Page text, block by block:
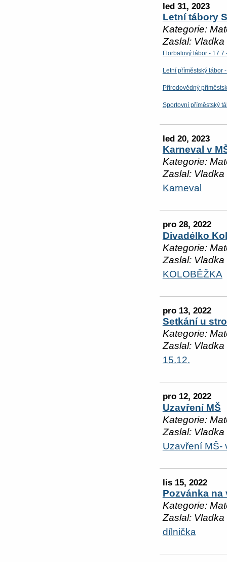
led 31, 2023
Letní tábory
Kategorie:
Zaslal: Vladka
Florbalový tábor -
Letní příměstský tábor
Přírodovědný
Sportovní příměstský
led 20, 2023
Karneval v
Kategorie:
Zaslal: Vladka
Karneval
pro 28, 2022
Divadélko
Kategorie:
Zaslal: Vladka
KOLOBĚŽKA
pro 13, 2022
Setkání u
Kategorie:
Zaslal: Vladka
15.12.
pro 12, 2022
Uzavření MŠ
Kategorie:
Zaslal: Vladka
Uzavření MŠ-
lis 15, 2022
Pozvánka
Kategorie:
Zaslal: Vladka
dílnička